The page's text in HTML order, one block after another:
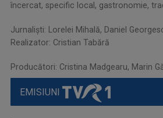
încercat, specific local, gastronomie,
Jurnalişti: Lorelei Mihală, Daniel
Realizator: Cristian Tabără
Producători: Cristina Madgearu, Marin
EMISIUNI